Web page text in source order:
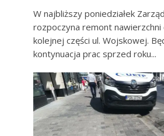
W najbliższy poniedziałek
rozpoczyna remont nawierzchni
kolejnej części ul. Wojskowej.
kontynuacja prac sprzed roku...